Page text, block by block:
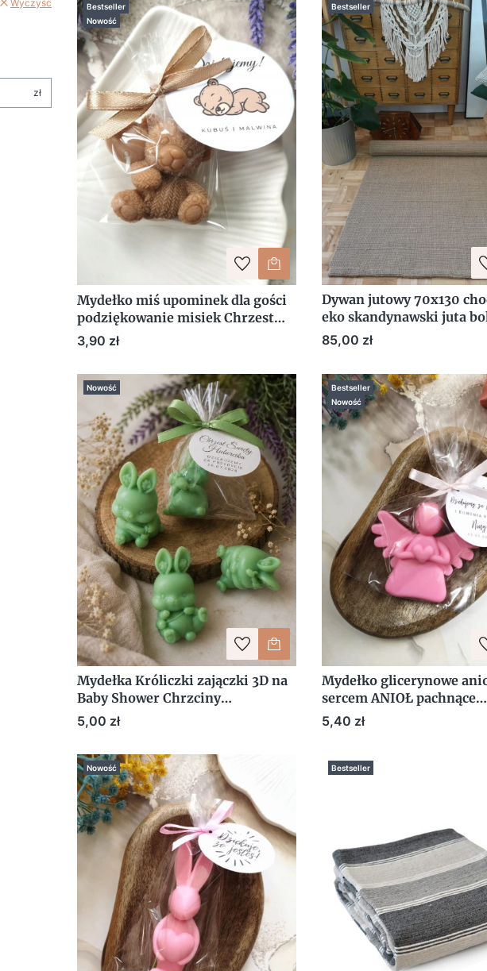
Wyczyść
zł
Bestseller
Nowość
Mydełko miś upominek dla gości
podziękowanie misiek Chrzest
urodziny Roczek Baby Shower
Cena
3,90 zł
Bestseller
Dywan jutowy 70x130
eko skandynawski juta
Cena
85,00 zł
Nowość
Mydełka Króliczki zajączki 3D na
Baby Shower Chrzciny
Podziękowania dla Gości Uroczy
Upominek
Cena
5,00 zł
Bestseller
Nowość
Mydełko glicerynowe
sercem ANIOŁ pachnące
Cena
5,40 zł
Nowość Bestseller